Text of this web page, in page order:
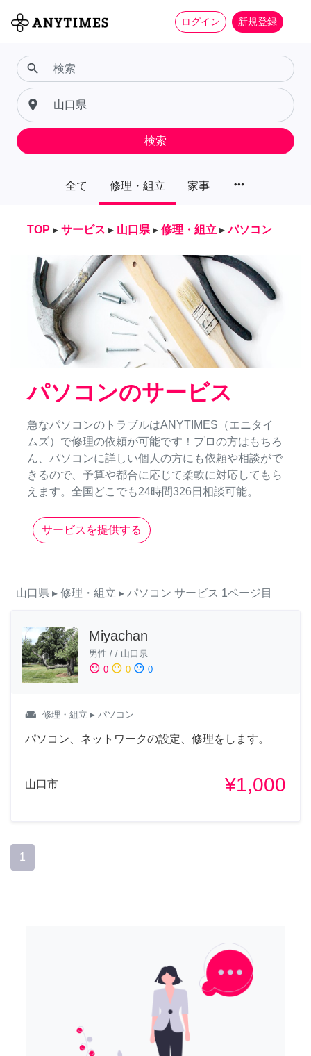
ログイン 新規登録
全て 修理・組立 家事 more_horiz
search
place
検索
TOP ▸ サービス ▸ 山口県 ▸ 修理・組立 ▸ パソコン
パソコンのサービス
急なパソコンのトラブルはANYTIMES（エニタイ
ムズ）で修理の依頼が可能です！プロの方はもちろ
ん、パソコンに詳しい個人の方にも依頼や相談がで
きるので、予算や都合に応じて柔軟に対応してもら
えます。全国どこでも24時間326日相談可能。
サービスを提供する
山口県 ▸ 修理・組立 ▸ パソコン サービス 1ページ目
Miyachan
男性 / / 山口県
sentiment_satisfied 0 sentiment_neutral 0 sentiment_dissatisfied 0
weekend 修理・組立 ▸ パソコン
パソコン、ネットワークの設定、修理をします。
山口市 ¥1,000
1